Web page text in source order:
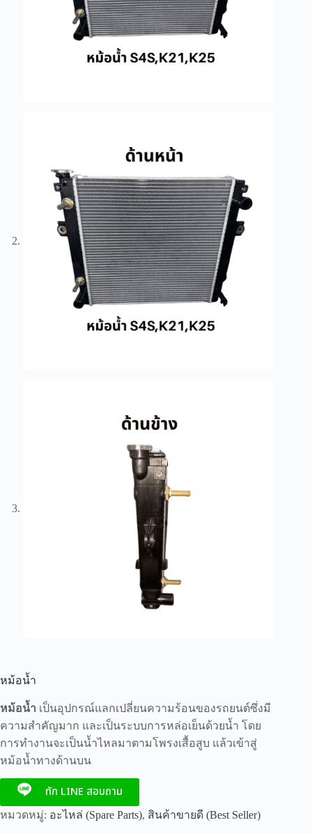
หม้อน้ำ
หม้อน้ำ เป็นอุปกรณ์แลกเปลี่ยนความร้อนของรถยนต์ซึ่งมี
ความสำคัญมาก และเป็นระบบการหล่อเย็นด้วยน้ำ โดย
การทำงานจะเป็นน้ำไหลมาตามโพรงเสื้อสูบ แล้วเข้าสู่
หม้อน้ำทางด้านบน
ทัก LINE สอบถาม
หมวดหมู่: อะไหล่ (Spare Parts), สินค้าขายดี (Best Seller)